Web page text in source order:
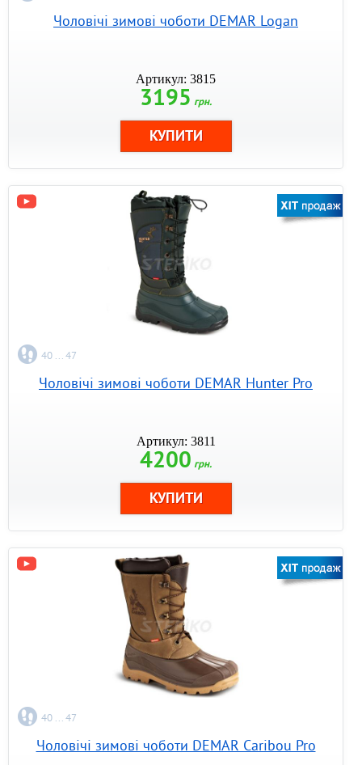
Чоловічі зимові чоботи DEMAR Logan
Артикул: 3815
3195 грн.
40 ... 47
Чоловічі зимові чоботи DEMAR Hunter Pro
Артикул: 3811
4200 грн.
40 ... 47
Чоловічі зимові чоботи DEMAR Caribou Pro